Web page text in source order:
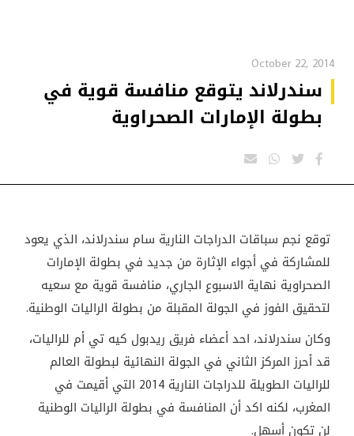
October 22, 2014
سندرلاند يتوقع منافسة قوية في
بطولة الإمارات الصحراوية
توقع نجم سباقات الدراجات النارية سام سندرلاند، الذي يعود
للمشاركة في أجواء الإثارة من جديد في بطولة الإمارات
الصحراوية نهاية الاسبوع الجاري، منافسة قوية مع سعيه
لتحقيق الفوز في الجولة المقبلة من بطولة الراليات الوطنية.
وكان سندرلاند، احد أعضاء فريق ريدبول كيه تي أم للراليات،
قد أحرز المركز الثاني في الجولة النهائية لبطولة العالم
للراليات الطويلة للدراجات النارية 2014 التي أقيمت في
المغرب، لكنه اكد أن المنافسة في بطولة الراليات الوطنية
لن تكون أسهل.